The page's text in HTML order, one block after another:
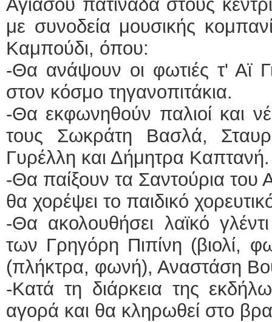
Αγιάσου πατινάδα στους
με συνοδεία μουσικής
Καμπούδι, όπου:
-Θα ανάψουν οι φωτιές τ' Αϊ
στον κόσμο τηγανοπιτάκια.
-Θα εκφωνηθούν παλιοί και
τους Σωκράτη Βασλά,
Γυρέλλη και Δήμητρα Καπτανή.
-Θα παίξουν τα Σαντούρια του
θα χορέψει το παιδικό
-Θα ακολουθήσει λαϊκό
των Γρηγόρη Πιπίνη (βιολί,
(πλήκτρα, φωνή), Αναστάση
-Κατά τη διάρκεια της
αγορά και θα κληρωθεί στο